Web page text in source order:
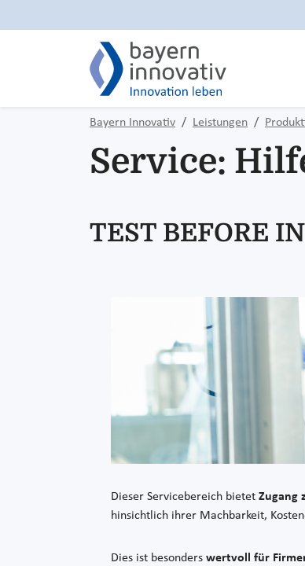
Bayern Innovativ Leistungen
Service:
TEST BEFORE
Dieser Servicebereich bietet Zugang
hinsichtlich ihrer Machbarkeit,
Dies ist besonders wertvoll für